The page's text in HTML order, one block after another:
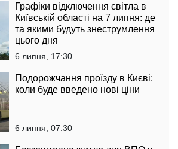
Графіки відключення світла в
Київській області на 7 липня: де
та якими будуть знеструмлення
цього дня
6 липня, 17:30
Подорожчання проїзду в Києві:
коли буде введено нові ціни
6 липня, 07:30